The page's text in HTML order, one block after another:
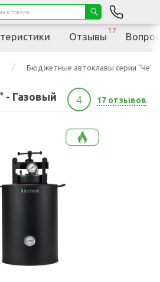
Бюджетные автоклавы серии "Че"
- Газовый 4 17 отзывов
Отзывы
17